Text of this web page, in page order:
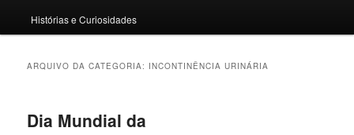
Histórias e Curiosidades
ARQUIVO DA CATEGORIA: INCONTINÊNCIA URINÁRIA
Dia Mundial da